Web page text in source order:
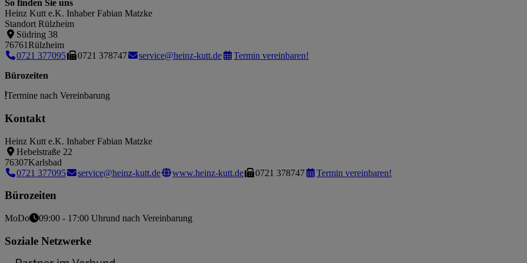
So finden Sie uns
Heinz Kutt e.K. Inhaber Fabian Matzke
Standort Rülzheim
Südring 38
76761Rülzheim
0721 377095
0721 378747 service@heinz-kutt.de
Termin vereinbaren!
Bürozeiten
Termine nach Vereinbarung
Kontakt
Heinz Kutt e.K. Inhaber Fabian Matzke
Hebelstraße 22
76307Karlsbad
0721 377095
service@heinz-kutt.de www.heinz-kutt.de 0721 378747 Termin vereinbaren!
Bürozeiten
MoDo 09:00 - 17:00 Uhrund nach Vereinbarung
Soziale Netzwerke